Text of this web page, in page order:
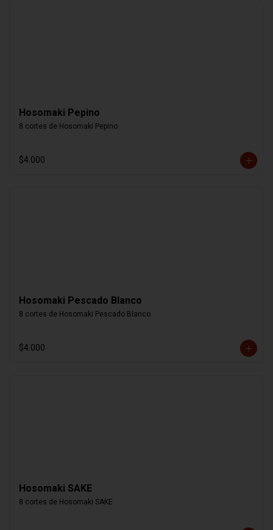
Hosomaki Pepino
8 cortes de Hosomaki Pepino
$4.000
Hosomaki Pescado Blanco
8 cortes de Hosomaki Pescado Blanco
$4.000
Hosomaki SAKE
8 cortes de Hosomaki SAKE